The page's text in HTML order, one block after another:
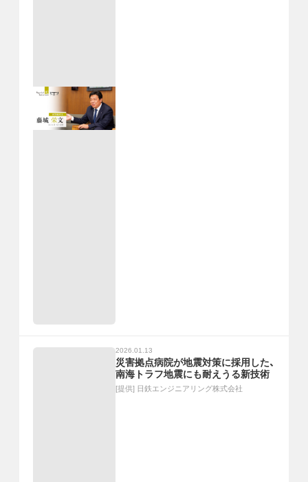
2026.01.13
災害拠点病院が地震対策に採用した、
南海トラフ地震にも耐えうる新技術
[提供] 日鉄エンジニアリング株式会社